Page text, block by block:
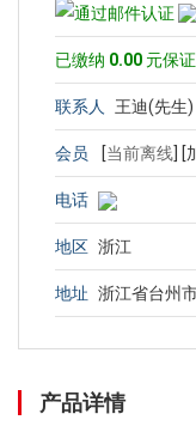
已缴纳 0.00 元保
联系人 王迪(先生)
会员 [当前离线 [
电话
地区 浙江
地址 浙江省台州
产品详情